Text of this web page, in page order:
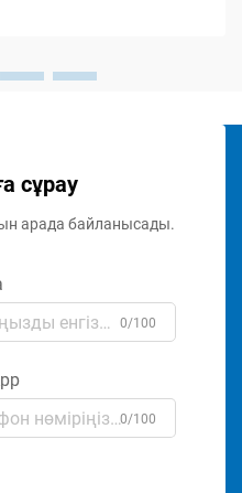
бариерлік қақпаққа...
сұрау
арада байланысады.
0/100
0/100